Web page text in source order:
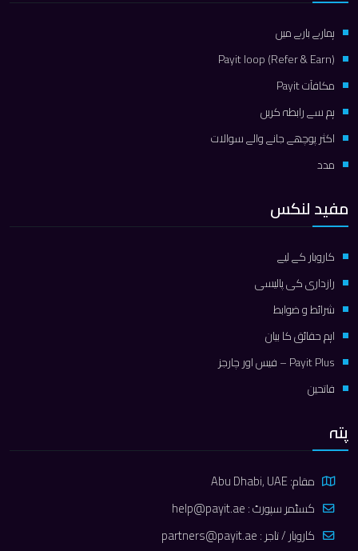
ہمارے بارے میں
Payit loop (Refer & Earn)
مكافآت Payit
ہم سے رابطہ کریں
اکثر پوچھے جانے والے سوالات
مدد
مفید لنکس
کاروبار کے لیے
رازداری کی پالیسی
شرائط و ضوابط
اہم حقائق کا بیان
Payit Plus – فیس اور چارجز
فاتحین
پتہ
مقام: Abu Dhabi, UAE
کسٹمر سپورٹ :help@payit.ae
کاروبار / تاجر :partners@payit.ae